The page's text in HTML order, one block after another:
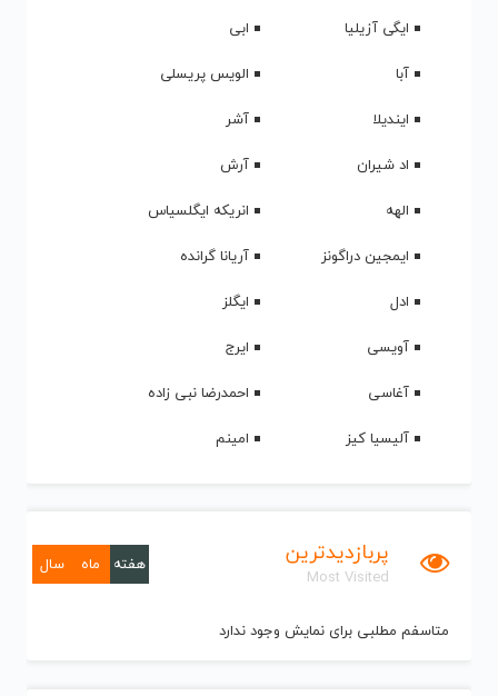
ایگی آزیلیا
ابی
آبا
الویس پریسلی
ایندیلا
آشر
اد شیران
آرش
الهه
انریکه ایگلسیاس
ایمجین دراگونز
آریانا گرانده
ادل
ایگلز
آویسی
ایرج
آغاسی
احمدرضا نبی زاده
آلیسیا کیز
امینم
پربازدیدترین
Most Visited
هفته ماه سال
متاسفم مطلبی برای نمایش وجود ندارد